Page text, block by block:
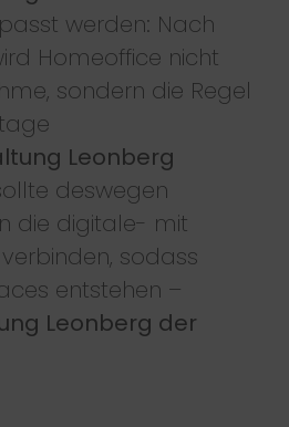
werden: Nach
Homeoffice nicht
sondern die Regel
Leonberg
deswegen
die digitale- mit
sodass
entstehen –
Leonberg der